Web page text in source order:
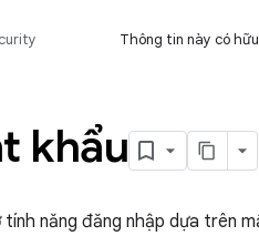
Thông tin này có
khẩu
năng đăng nhập dựa trên